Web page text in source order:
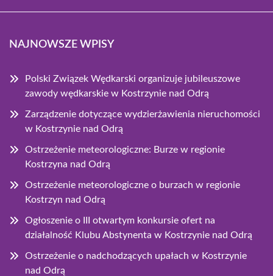
NAJNOWSZE WPISY
Polski Związek Wędkarski organizuje jubileuszowe
zawody wędkarskie w Kostrzynie nad Odrą
Zarządzenie dotyczące wydzierżawienia nieruchomości
w Kostrzynie nad Odrą
Ostrzeżenie meteorologiczne: Burze w regionie
Kostrzyna nad Odrą
Ostrzeżenie meteorologiczne o burzach w regionie
Kostrzyn nad Odrą
Ogłoszenie o III otwartym konkursie ofert na
działalność Klubu Abstynenta w Kostrzynie nad Odrą
Ostrzeżenie o nadchodzących upałach w Kostrzynie
nad Odrą